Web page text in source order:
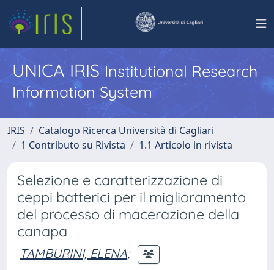
UNICA IRISInstitutional Research
Information System
IRIS
Catalogo Ricerca Università di Cagliari
1 Contributo su Rivista
1.1 Articolo in rivista
Selezione e caratterizzazione di
ceppi batterici per il miglioramento
del processo di macerazione della
canapa
TAMBURINI, ELENA;